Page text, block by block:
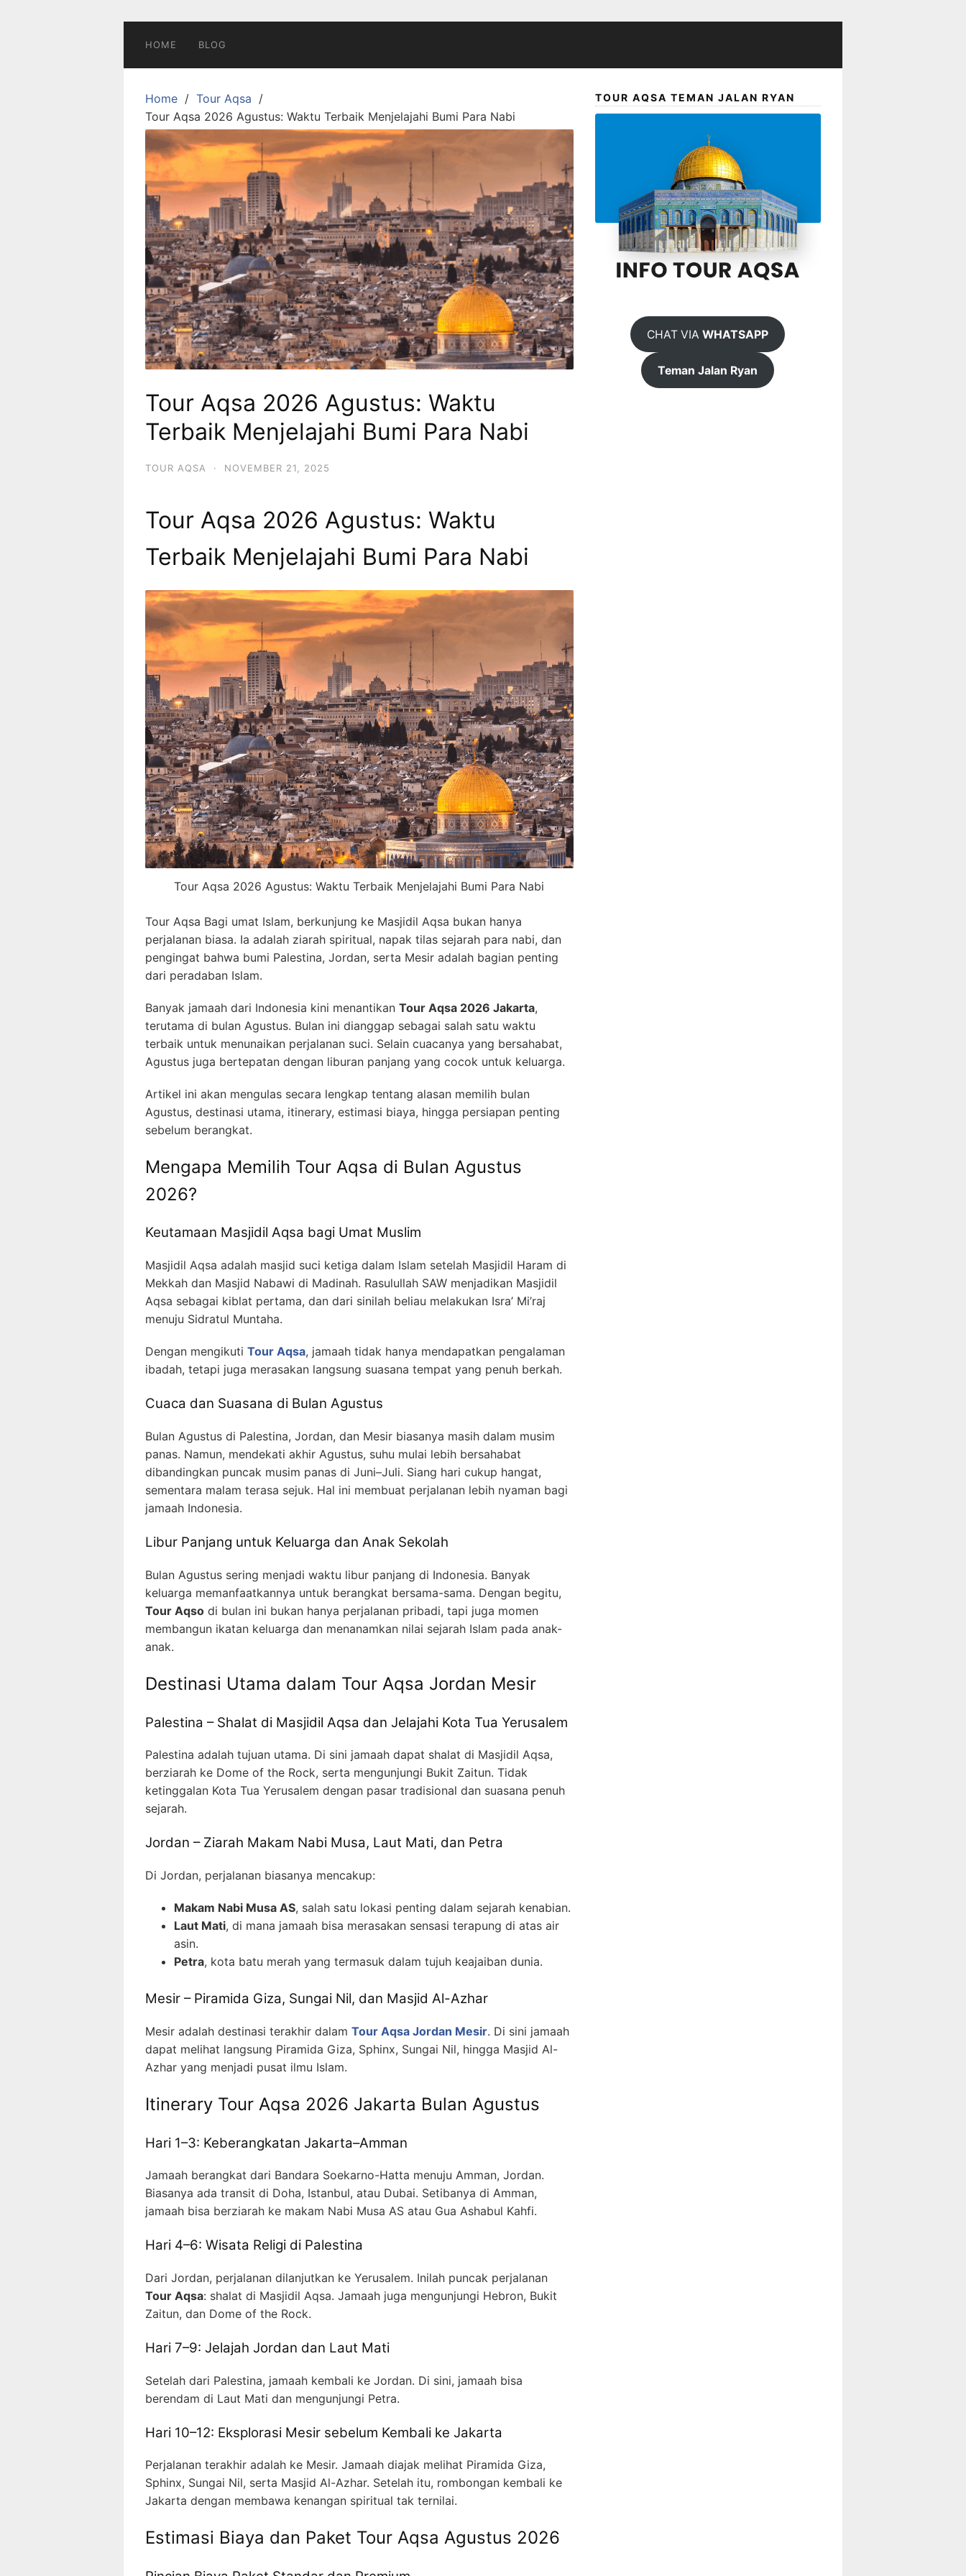
HOME BLOG
Home
Tour Aqsa
Tour Aqsa 2026 Agustus: Waktu Terbaik Menjelajahi Bumi Para Nabi
Tour Aqsa 2026 Agustus: Waktu
Terbaik Menjelajahi Bumi Para Nabi
TOUR AQSA · NOVEMBER 21, 2025
Tour Aqsa 2026 Agustus: Waktu
Terbaik Menjelajahi Bumi Para Nabi
Tour Aqsa 2026 Agustus: Waktu Terbaik Menjelajahi Bumi Para Nabi
Tour Aqsa Bagi umat Islam, berkunjung ke Masjidil Aqsa bukan hanya
perjalanan biasa. Ia adalah ziarah spiritual, napak tilas sejarah para nabi, dan
pengingat bahwa bumi Palestina, Jordan, serta Mesir adalah bagian penting
dari peradaban Islam.
Banyak jamaah dari Indonesia kini menantikan Tour Aqsa 2026 Jakarta,
terutama di bulan Agustus. Bulan ini dianggap sebagai salah satu waktu
terbaik untuk menunaikan perjalanan suci. Selain cuacanya yang bersahabat,
Agustus juga bertepatan dengan liburan panjang yang cocok untuk keluarga.
Artikel ini akan mengulas secara lengkap tentang alasan memilih bulan
Agustus, destinasi utama, itinerary, estimasi biaya, hingga persiapan penting
sebelum berangkat.
Mengapa Memilih Tour Aqsa di Bulan Agustus
2026?
Keutamaan Masjidil Aqsa bagi Umat Muslim
Masjidil Aqsa adalah masjid suci ketiga dalam Islam setelah Masjidil Haram di
Mekkah dan Masjid Nabawi di Madinah. Rasulullah SAW menjadikan Masjidil
Aqsa sebagai kiblat pertama, dan dari sinilah beliau melakukan Isra’ Mi’raj
menuju Sidratul Muntaha.
Dengan mengikuti Tour Aqsa, jamaah tidak hanya mendapatkan pengalaman
ibadah, tetapi juga merasakan langsung suasana tempat yang penuh berkah.
Cuaca dan Suasana di Bulan Agustus
Bulan Agustus di Palestina, Jordan, dan Mesir biasanya masih dalam musim
panas. Namun, mendekati akhir Agustus, suhu mulai lebih bersahabat
dibandingkan puncak musim panas di Juni–Juli. Siang hari cukup hangat,
sementara malam terasa sejuk. Hal ini membuat perjalanan lebih nyaman bagi
jamaah Indonesia.
Libur Panjang untuk Keluarga dan Anak Sekolah
Bulan Agustus sering menjadi waktu libur panjang di Indonesia. Banyak
keluarga memanfaatkannya untuk berangkat bersama-sama. Dengan begitu,
Tour Aqso di bulan ini bukan hanya perjalanan pribadi, tapi juga momen
membangun ikatan keluarga dan menanamkan nilai sejarah Islam pada anak-
anak.
Destinasi Utama dalam Tour Aqsa Jordan Mesir
Palestina – Shalat di Masjidil Aqsa dan Jelajahi Kota Tua Yerusalem
Palestina adalah tujuan utama. Di sini jamaah dapat shalat di Masjidil Aqsa,
berziarah ke Dome of the Rock, serta mengunjungi Bukit Zaitun. Tidak
ketinggalan Kota Tua Yerusalem dengan pasar tradisional dan suasana penuh
sejarah.
Jordan – Ziarah Makam Nabi Musa, Laut Mati, dan Petra
Di Jordan, perjalanan biasanya mencakup:
Makam Nabi Musa AS, salah satu lokasi penting dalam sejarah kenabian.
Laut Mati, di mana jamaah bisa merasakan sensasi terapung di atas air
asin.
Petra, kota batu merah yang termasuk dalam tujuh keajaiban dunia.
Mesir – Piramida Giza, Sungai Nil, dan Masjid Al-Azhar
Mesir adalah destinasi terakhir dalam Tour Aqsa Jordan Mesir. Di sini jamaah
dapat melihat langsung Piramida Giza, Sphinx, Sungai Nil, hingga Masjid Al-
Azhar yang menjadi pusat ilmu Islam.
Itinerary Tour Aqsa 2026 Jakarta Bulan Agustus
Hari 1–3: Keberangkatan Jakarta–Amman
Jamaah berangkat dari Bandara Soekarno-Hatta menuju Amman, Jordan.
Biasanya ada transit di Doha, Istanbul, atau Dubai. Setibanya di Amman,
jamaah bisa berziarah ke makam Nabi Musa AS atau Gua Ashabul Kahfi.
Hari 4–6: Wisata Religi di Palestina
Dari Jordan, perjalanan dilanjutkan ke Yerusalem. Inilah puncak perjalanan
Tour Aqsa: shalat di Masjidil Aqsa. Jamaah juga mengunjungi Hebron, Bukit
Zaitun, dan Dome of the Rock.
Hari 7–9: Jelajah Jordan dan Laut Mati
Setelah dari Palestina, jamaah kembali ke Jordan. Di sini, jamaah bisa
berendam di Laut Mati dan mengunjungi Petra.
Hari 10–12: Eksplorasi Mesir sebelum Kembali ke Jakarta
Perjalanan terakhir adalah ke Mesir. Jamaah diajak melihat Piramida Giza,
Sphinx, Sungai Nil, serta Masjid Al-Azhar. Setelah itu, rombongan kembali ke
Jakarta dengan membawa kenangan spiritual tak ternilai.
Estimasi Biaya dan Paket Tour Aqsa Agustus 2026
TOUR AQSA TEMAN JALAN RYAN
CHAT VIAWHATSAPP
Teman Jalan Ryan